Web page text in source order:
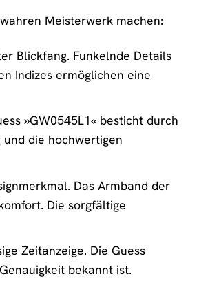
Meisterwerk machen:
Blickfang. Funkelnde Details
Indizes ermöglichen eine
»GW0545L1« besticht durch
die hochwertigen
Das Armband der
Die sorgfältige
Zeitanzeige. Die Guess
bekannt ist.